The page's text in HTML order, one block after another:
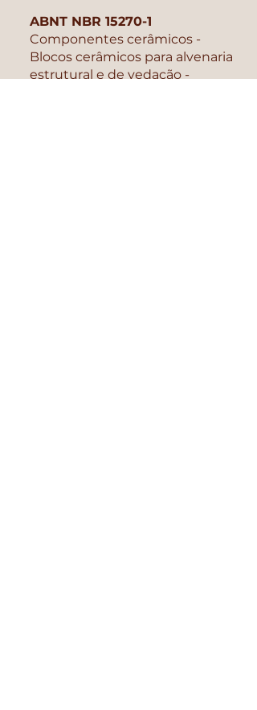
ABNT NBR 15270-1
Componentes cerâmicos -
Blocos cerâmicos para alvenaria
estrutural e de vedação -